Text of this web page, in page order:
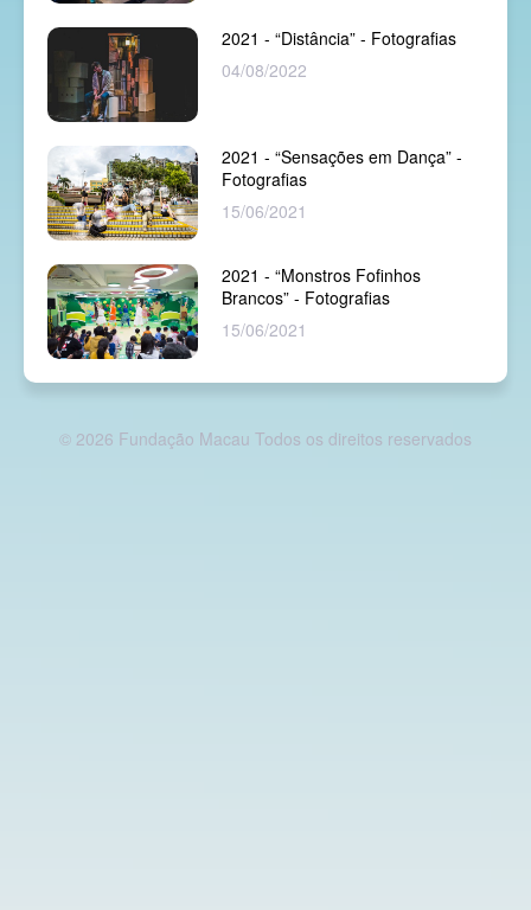
2021 - “Distância” - Fotografias
04/08/2022
2021 - “Sensações em Dança” -
Fotografias
15/06/2021
2021 - “Monstros Fofinhos
Brancos” - Fotografias
15/06/2021
© 2026 Fundação Macau Todos os direitos reservados